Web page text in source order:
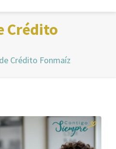
Crédito
Crédito Fonmaíz